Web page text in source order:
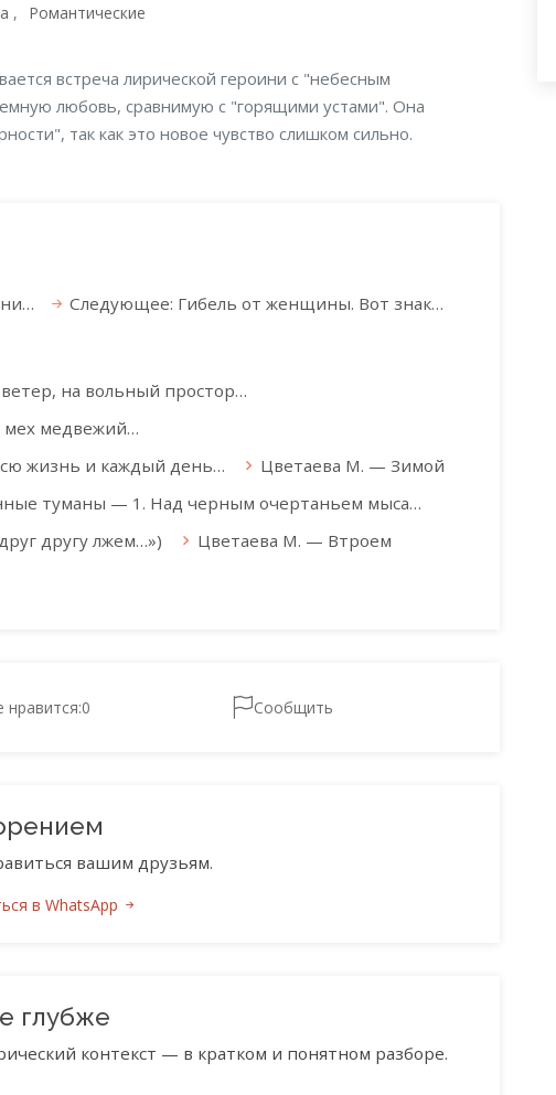
Романтические
встреча лирической героини с "небесным
любовь, сравнимую с "горящими устами". Она
так как это новое чувство слишком сильно.
Следующее: Гибель от женщины. Вот знак…
на вольный простор…
медвежий…
жизнь и каждый день…
Цветаева М. — Зимой
туманы — 1. Над черным очертаньем мыса…
другу лжем…»)
Цветаева М. — Втроем
нравится:0 Сообщить
вашим друзьям.
в WhatsApp
глубже
контекст — в кратком и понятном разборе.